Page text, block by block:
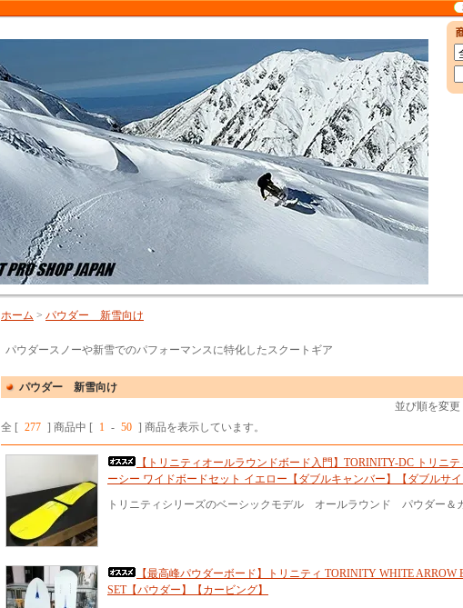
ホーム > パウダー 新雪向け
パウダースノーや新雪でのパフォーマンスに特化したスクートギア
パウダー 新雪向け
並び順を変更
全 [ 277 ] 商品中 [ 1 - 50 ] 商品を表示しています。
【トリニティオールラウンドボード入門】TORINITY-DC トリニテ
ーシー ワイドボードセット イエロー【ダブルキャンバー】【ダブルサイ
トリニティシリーズのベーシックモデル オールラウンド パウダー＆
【最高峰パウダーボード】トリニティ TORINITY WHITE ARROW
SET【パウダー】【カービング】